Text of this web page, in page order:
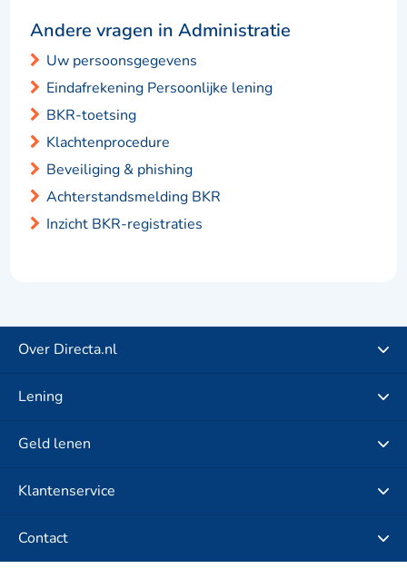
Andere vragen in Administratie
Uw persoonsgegevens
Eindafrekening Persoonlijke lening
BKR-toetsing
Klachtenprocedure
Beveiliging & phishing
Achterstandsmelding BKR
Inzicht BKR-registraties
Over Directa.nl
Lening
Geld lenen
Klantenservice
Contact